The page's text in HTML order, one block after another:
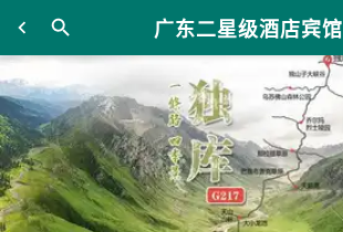
广东二星级酒店宾馆